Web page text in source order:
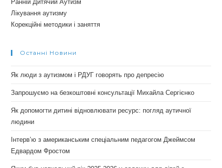
Ранній Дитячий Аутизм
Лікування аутизму
Корекційні методики і заняття
Останні Новини
Як люди з аутизмом і РДУГ говорять про депресію
Запрошуємо на безкоштовні консультації Михайла Сергієнко
Як допомогти дитині відновлювати ресурс: погляд аутичної
людини
Інтерв’ю з американським спеціальним педагогом Джеймсом
Едвардом Фростом